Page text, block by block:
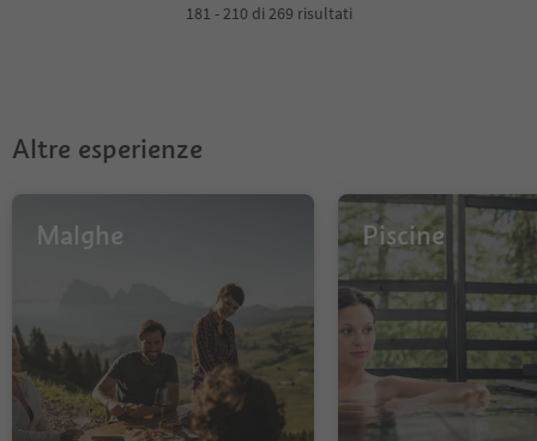
181 - 210 di 269 risultati
Altre esperienze
Malghe Piscine